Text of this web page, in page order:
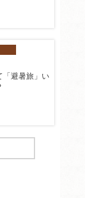
「避暑旅」い